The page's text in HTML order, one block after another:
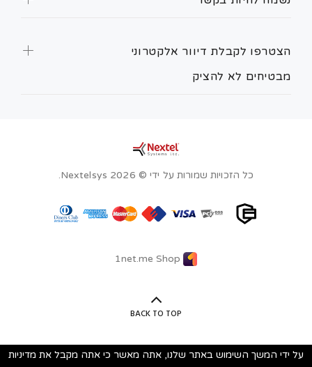
על ידי המשך השימוש באתר שלנו, אתה מאשר כי אתה מקבל את מדיניות
הצטרפו לקבלת דיוור אלקטרוני
מבטיחים לא להציק
כל הזכויות שמורות על ידי © Nextelsys 2026.
1net.me Shop
BACK TO TOP